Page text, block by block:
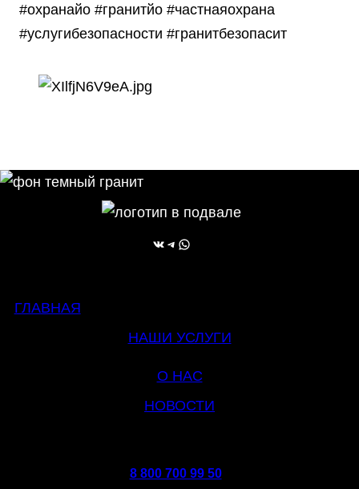
#охранайо #гранитйо #частнаяохрана
#услугибезопасности #гранитбезопасит
ВКонтакте Telegram WhatsApp
ГЛАВНАЯ
НАШИ УСЛУГИ
О НАС
НОВОСТИ
8 800 700 99 50